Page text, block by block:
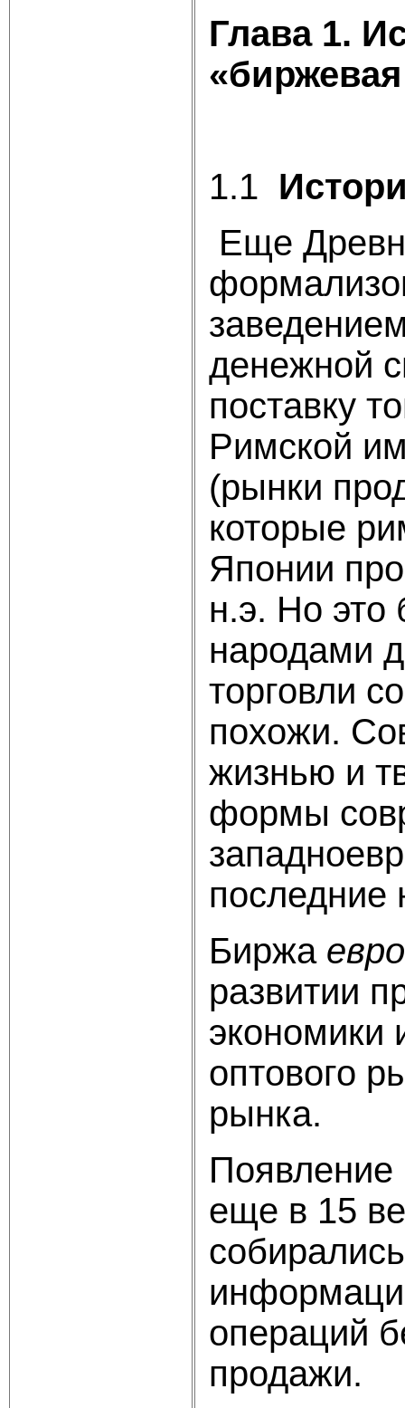
Глава 1.
1.1
Еще
денежной
поставку
Римской
(рынки
которые
Японии
н.э. Но это
народами
торговли
похожи.
жизнью и
формы
последние
Биржа
развитии
экономики
оптового
рынка.
Появление
еще в 15
операций
продажи.